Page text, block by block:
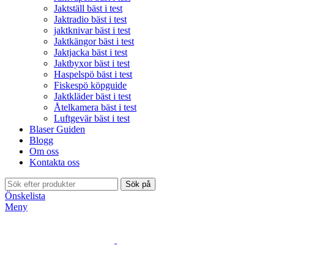
Jaktställ bäst i test
Jaktradio bäst i test
jaktknivar bäst i test
Jaktkängor bäst i test
Jaktjacka bäst i test
Jaktbyxor bäst i test
Haspelspö bäst i test
Fiskespö köpguide
Jaktkläder bäst i test
Åtelkamera bäst i test
Luftgevär bäst i test
Blaser Guiden
Blogg
Om oss
Kontakta oss
Sök på
Önskelista
Meny